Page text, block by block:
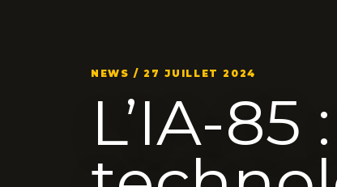
NEWS / 27 JUILLET 2024
L’IA-